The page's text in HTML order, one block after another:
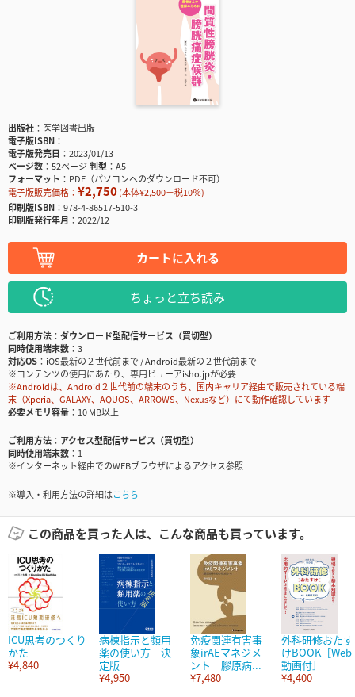
出版社
医学図書出版
電子版ISBN
電子版発売日
2023/01/13
ページ数
52ページ判型
A5
フォーマット
PDF（パソコンへのダウンロード不可）
電子版販売価格： ¥2,750(本体¥2,500＋税10％)
印刷版ISBN
978-4-86517-510-3
印刷版発行年月
2022/12
カートに入れる
ちょっと立ち読み
ご利用方法
ダウンロード型配信サービス（買切型）
同時使用端末数
3
対応OS
iOS最新の２世代前まで / Android最新の２世代前まで
※コンテンツの使用にあたり、専用ビューアisho.jpが必要
※Androidは、Android２世代前の端末のうち、国内キャリア経由で販売されている端
末（Xperia、GALAXY、AQUOS、ARROWS、Nexusなど）にて動作確認しています
必要メモリ容量
10 MB以上
ご利用方法
アクセス型配信サービス（買切型）
同時使用端末数
1
※インターネット経由でのWEBブラウザによるアクセス参照
※導入・利用方法の詳細はこちら
この商品を買った人は、こんな商品も買っています。
ICU思考のつくり
かた
¥4,840
病棟指示と頻用
薬の使い方 決
定版
¥4,950
免疫関連有害事
象irAEマネジメ
ント 膠原病...
¥7,480
外科研修おたす
けBOOK［Web
動画付］
¥4,400